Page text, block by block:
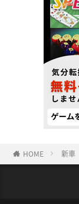
HOME 新車